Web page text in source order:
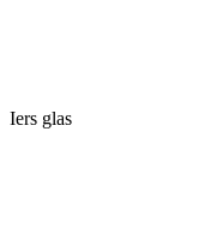
Iers glas